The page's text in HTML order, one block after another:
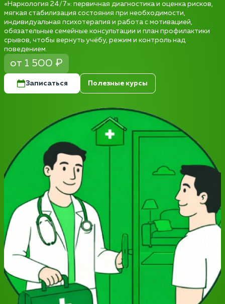
«Наркология 24/7»: первичная диагностика и оценка рисков,
мягкая стабилизация состояния при необходимости,
индивидуальная психотерапия и работа с мотивацией,
обязательные семейные консультации и план профилактики
срывов, чтобы вернуть учёбу, режим и контроль над
поведением.
от 1 500 ₽
Записаться Полезные курсы